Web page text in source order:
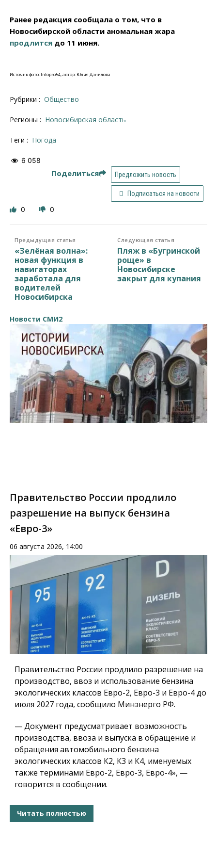
Ранее редакция сообщала о том, что в
Новосибирской области аномальная жара
продлится до 11 июня.
Источнк фото: Infopro54, автор: Юлия Данилова
Рубрики : Общество
Регионы : Новосибирская область
Теги : погода
6 058
Поделиться Предложить новость
Подписаться на новости
0 0
Предыдущая статья
«Зелёная волна»:
новая функция в
навигаторах
заработала для
водителей
Новосибирска
Следующая статья
Пляж в «Бугринской
роще» в
Новосибирске
закрыт для купания
Новости СМИ2
Правительство России продлило
разрешение на выпуск бензина
«Евро-3»
06 августа 2026, 14:00
Правительство России продлило разрешение на
производство, ввоз и использование бензина
экологических классов Евро-2, Евро-3 и Евро-4 до
июля 2027 года, сообщило Минэнерго РФ.
— Документ предусматривает возможность
производства, ввоза и выпуска в обращение и
обращения автомобильного бензина
экологических классов К2, К3 и К4, именуемых
также терминами Евро-2, Евро-3, Евро-4», —
говорится в сообщении.
Читать полностью